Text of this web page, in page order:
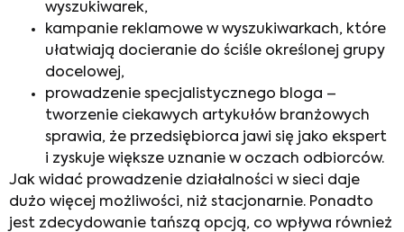
wyszukiwarek,
kampanie reklamowe w wyszukiwarkach, które
ułatwiają docieranie do ściśle określonej grupy
docelowej,
prowadzenie specjalistycznego bloga –
tworzenie ciekawych artykułów branżowych
sprawia, że przedsiębiorca jawi się jako ekspert
i zyskuje większe uznanie w oczach odbiorców.
Jak widać prowadzenie działalności w sieci daje
dużo więcej możliwości, niż stacjonarnie. Ponadto
jest zdecydowanie tańszą opcją, co wpływa również